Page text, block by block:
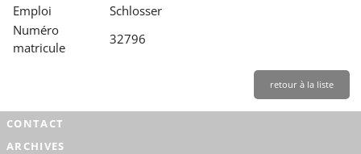
Emploi
Schlosser
Numéro
matricule
32796
retour à la liste
CONTACT
ARCHIVES